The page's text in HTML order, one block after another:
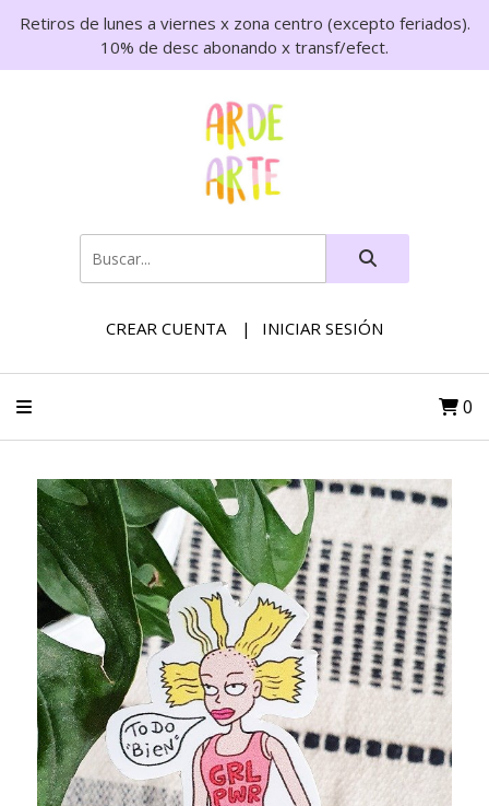
Retiros de lunes a viernes x zona centro (excepto feriados).
10% de desc abonando x transf/efect.
CREAR CUENTA INICIAR SESIÓN
0